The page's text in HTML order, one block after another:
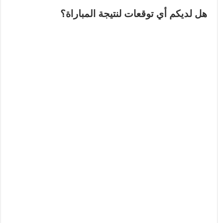
هل لديكم أي توقعات لنتیجة المباراة؟